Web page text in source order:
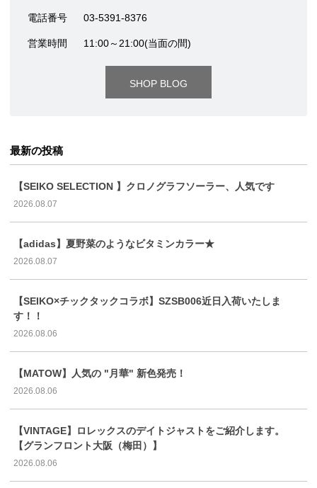
電話番号 03-5391-8376
営業時間 11:00～21:00(当面の間)
SHOP BLOG
最新の投稿
【SEIKO SELECTION 】クロノグラフソーラー、人気です
2026.08.07
【adidas】夏野菜のようなビタミンカラー★
2026.08.07
【SEIKO×チックタックコラボ】SZSB006近日入荷いたしま
す！！
2026.08.06
【MATOW】人気の "月華" 新色発売！
2026.08.06
【VINTAGE】ロレックスのデイトジャストをご紹介します。
【グランフロント大阪（梅田）】
2026.08.06